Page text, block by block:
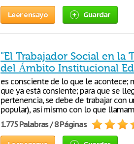
Leer ensayo Guardar
"El Trabajador Social en la
del Ámbito Institucional
es consciente de lo que le acontece;
que ya está consiente; para que se
pertenencia, se debe de trabajar con
popular), así mismo con lo que
1.775 Palabras / 8 Páginas